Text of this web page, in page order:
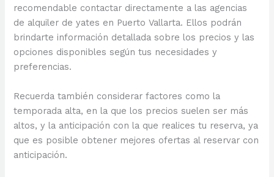
recomendable contactar directamente a las agencias
de alquiler de yates en Puerto Vallarta. Ellos podrán
brindarte información detallada sobre los precios y las
opciones disponibles según tus necesidades y
preferencias.
Recuerda también considerar factores como la
temporada alta, en la que los precios suelen ser más
altos, y la anticipación con la que realices tu reserva, ya
que es posible obtener mejores ofertas al reservar con
anticipación.